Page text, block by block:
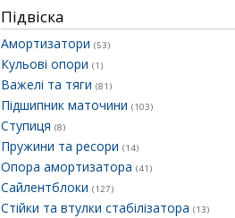
Підвіска
Амортизатори (53)
Кульові опори (1)
Важелі та тяги (81)
Підшипник маточини (103)
Ступиця (8)
Пружини та ресори (14)
Опора амортизатора (41)
Сайлентблоки (127)
Стійки та втулки стабілізатора (13)